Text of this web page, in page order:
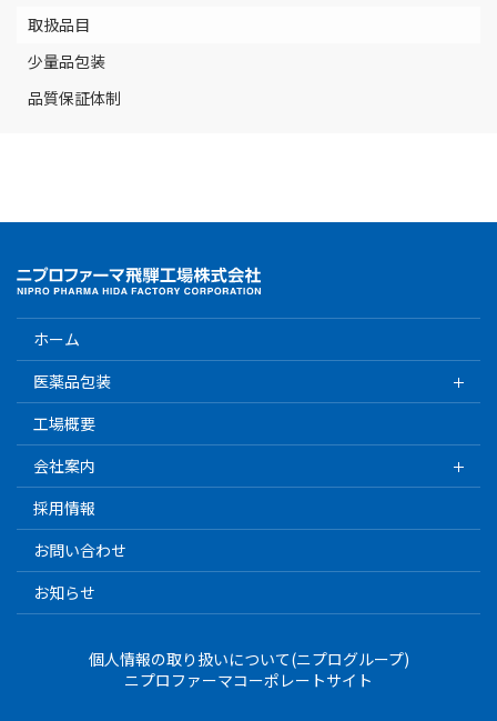
取扱品目
少量品包装
品質保証体制
ホーム
医薬品包装
工場概要
会社案内
採用情報
お問い合わせ
お知らせ
個人情報の取り扱いについて(ニプログループ)
ニプロファーマコーポレートサイト